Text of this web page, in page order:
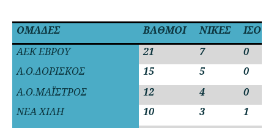
ΟΜΑΔΕΣ ΒΑΘΜΟΙ ΝΙΚΕΣ
ΙΣΟ
ΑΕΚ ΕΒΡΟΥ
21 7
0
Α.Ο.ΔΟΡΙΣΚΟΣ
15 5
0
Α.Ο.ΜΑΪΣΤΡΟΣ
12 4
0
ΝΕΑ ΧΙΛΗ
10 3
1